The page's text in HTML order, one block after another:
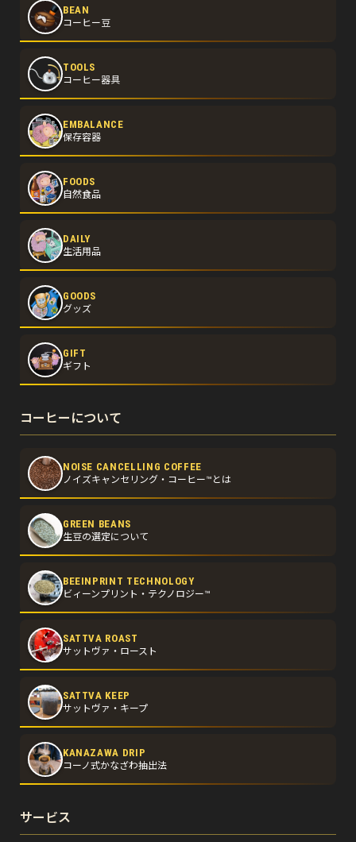
BEAN
コーヒー豆
TOOLS
コーヒー器具
EMBALANCE
保存容器
FOODS
自然食品
DAILY
生活用品
GOODS
グッズ
GIFT
ギフト
コーヒーについて
NOISE CANCELLING COFFEE
ノイズキャンセリング・コーヒー™とは
GREEN BEANS
生豆の選定について
BEEINPRINT TECHNOLOGY
ビィーンプリント・テクノロジー™
SATTVA ROAST
サットヴァ・ロースト
SATTVA KEEP
サットヴァ・キープ
KANAZAWA DRIP
コーノ式かなざわ抽出法
サービス